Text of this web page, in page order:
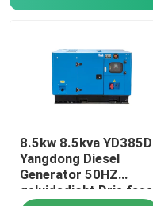
8.5kw 8.5kva YD385D
Yangdong Diesel
Generator 50HZ
geluidsdicht Drie fase